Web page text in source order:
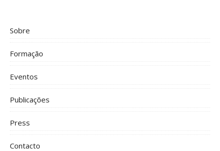
Sobre
Formação
Eventos
Publicações
Press
Contacto